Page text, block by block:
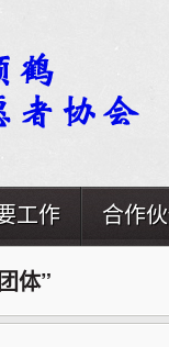
工作 合作
体”